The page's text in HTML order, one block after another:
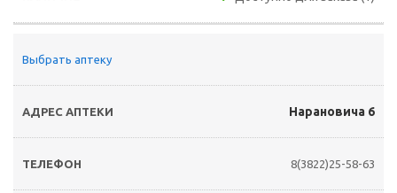
Выбрать аптеку
Нарановича 6
8(3822)25-58-63